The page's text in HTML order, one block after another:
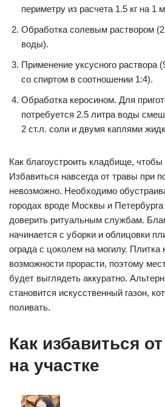
периметру из расчета 1.5 кг на 1
Обработка солевым раствором
воды).
Применение уксусного раствора
со спиртом в соотношении 1:4).
Обработка керосином. Для
потребуется 2.5 литра воды
2 ст.л. соли и двумя каплями
Как благоустроить кладбище,
Избавиться навсегда от травы при
невозможно. Необходимо
городах вроде Москвы и
доверить ритуальным службам.
начинается с уборки и облицовки
ограда с цоколем на могилу. Плитка
возможности прорасти, поэтому
будет выглядеть аккуратно.
становится искусственный газон,
поливать.
Как избавиться
на участке